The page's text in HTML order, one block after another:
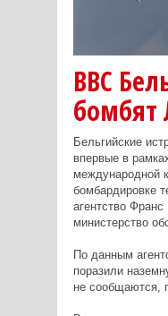
ВВС
Бельгийские
впервые в
международной
бомбардировке
агентство
министерство
По данным
поразили
не сообщаются,